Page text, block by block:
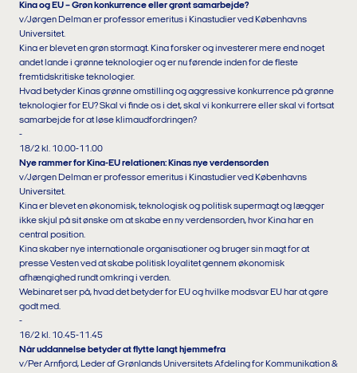
Kina og EU – Grøn konkurrence eller grønt samarbejde?
v/Jørgen Delman er professor emeritus i Kinastudier ved Københavns
Universitet.
Kina er blevet en grøn stormagt. Kina forsker og investerer mere end noget
andet lande i grønne teknologier og er nu førende inden for de fleste
fremtidskritiske teknologier.
Hvad betyder Kinas grønne omstilling og aggressive konkurrence på grønne
teknologier for EU? Skal vi finde os i det, skal vi konkurrere eller skal vi fortsat
samarbejde for at løse klimaudfordringen?
-
18/2 kl. 10.00-11.00
Nye rammer for Kina-EU relationen: Kinas nye verdensorden
v/Jørgen Delman er professor emeritus i Kinastudier ved Københavns
Universitet.
Kina er blevet en økonomisk, teknologisk og politisk supermagt og lægger
ikke skjul på sit ønske om at skabe en ny verdensorden, hvor Kina har en
central position.
Kina skaber nye internationale organisationer og bruger sin magt for at
presse Vesten ved at skabe politisk loyalitet gennem økonomisk
afhængighed rundt omkring i verden.
Webinaret ser på, hvad det betyder for EU og hvilke modsvar EU har at gøre
godt med.
-
16/2 kl. 10.45-11.45
Når uddannelse betyder at flytte langt hjemmefra
v/Per Arnfjord, Leder af Grønlands Universitets Afdeling for Kommunikation &